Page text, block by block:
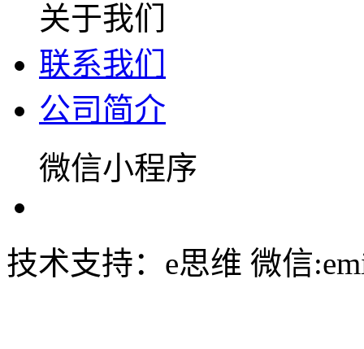
关于我们
联系我们
公司简介
微信小程序
技术支持：e思维 微信